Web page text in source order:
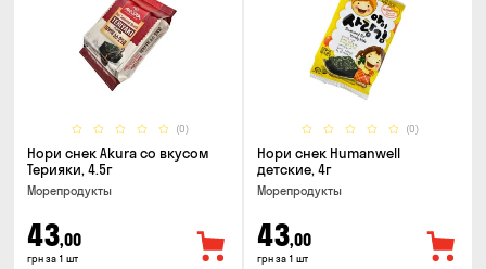
(0)
Нори снек Akura со вкусом
Терияки, 4.5г
Морепродукты
43,00
грн за 1 шт
(0)
Нори снек Humanwell
детские, 4г
Морепродукты
43,00
грн за 1 шт